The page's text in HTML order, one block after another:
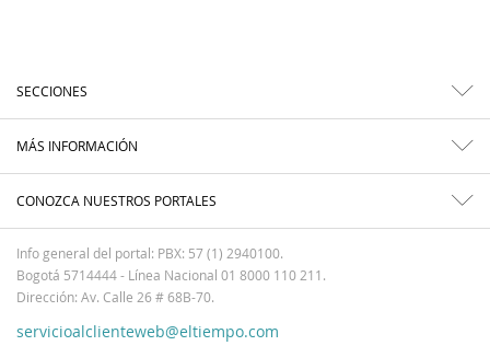
SECCIONES
MÁS INFORMACIÓN
CONOZCA NUESTROS PORTALES
Info general del portal: PBX: 57 (1) 2940100.
Bogotá 5714444 - Línea Nacional 01 8000 110 211.
Dirección: Av. Calle 26 # 68B-70.
servicioalclienteweb@eltiempo.com